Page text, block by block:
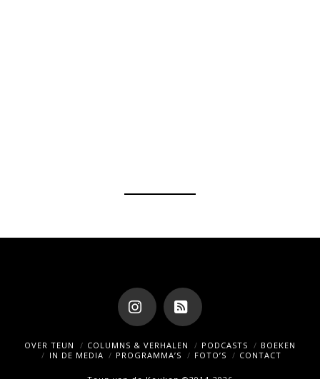
Instagram
RSS
OVER TEUN COLUMNS & VERHALEN PODCASTS
BOEKEN
IN DE MEDIA
PROGRAMMA’S FOTO’S CONTACT